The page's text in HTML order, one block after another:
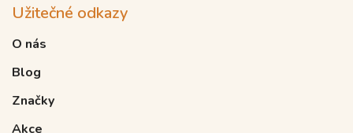
Užitečné odkazy
O nás
Blog
Značky
Akce